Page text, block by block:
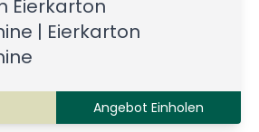
Eierkarton
| Eierkarton
Angebot Einholen